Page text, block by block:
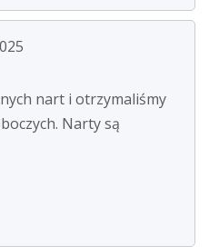
nart i otrzymaliśmy
Narty są